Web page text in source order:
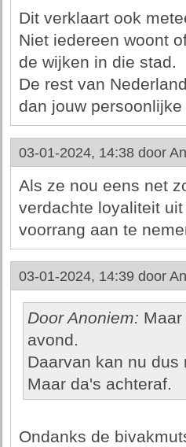
Dit verklaart ook
Niet iedereen woont
de wijken in die stad.
De rest van
dan jouw
03-01-2024, 14:38 door
Als ze nou eens net
verdachte loyaliteit
voorrang aan te
03-01-2024, 14:39 door
Door Anoniem:
avond.
Daarvan kan nu
Maar da's achteraf.
Ondanks de